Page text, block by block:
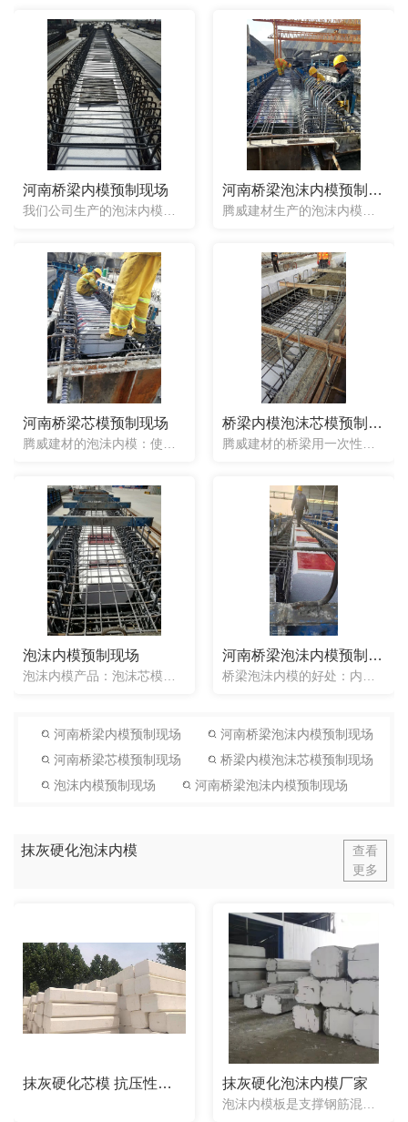
河南桥梁内模预制现场 河南桥梁泡沫内模预制现场
河南桥梁芯模预制现场 桥梁内模泡沫芯模预制现场
泡沫内模预制现场
泡沫内模产品：泡沫芯模与气囊芯模和钢模版一样，上面都需要压杠，用来减小芯模上浮。泡沫芯模由于整体实心，所以不会出现芯模局部变形，混凝土厚度不均匀的情况。放水泥.好是在先铺底层混凝土时，等下面水泥凝固一...
河南桥梁泡沬内模预制现场
桥梁泡沬内模的好处：内膜不易上浮，可以很好的控制空心板内模上浮或偏位的施工难题，提高工程质量标准。内膜不易变形，有效的解决控制顶板，空心板浇筑不均匀后期出现的承载力不足等问题。操作简便，不增加梁体自重...
河南桥梁内模预制现场
河南桥梁泡沫内模预制现场
河南桥梁芯模预制现场
桥梁内模泡沫芯模预制现场
泡沫内模预制现场
河南桥梁泡沬内模预制现场
抹灰硬化泡沫内模
查看
更多
抹灰硬化芯模 抗压性抗震性更好的泡沫芯模 抹灰硬化泡沫内模厂家